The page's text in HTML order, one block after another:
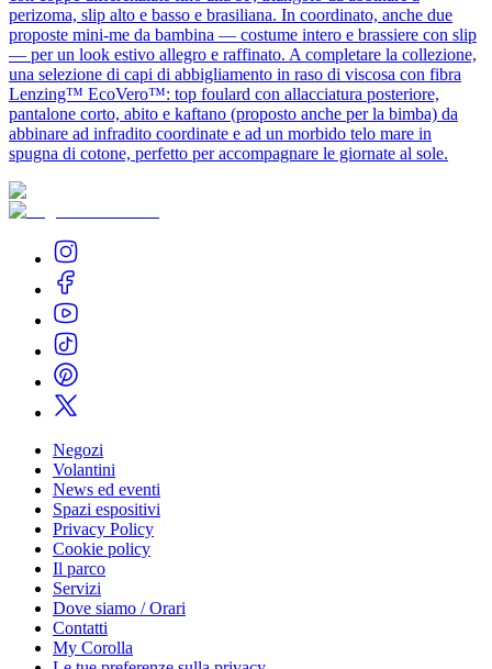
perizoma, slip alto e basso e brasiliana. In coordinato, anche due
proposte mini-me da bambina — costume intero e brassiere con slip
— per un look estivo allegro e raffinato. A completare la collezione,
una selezione di capi di abbigliamento in raso di viscosa con fibra
Lenzing™ EcoVero™: top foulard con allacciatura posteriore,
pantalone corto, abito e kaftano (proposto anche per la bimba) da
abbinare ad infradito coordinate e ad un morbido telo mare in
spugna di cotone, perfetto per accompagnare le giornate al sole.
Negozi
Volantini
News ed eventi
Spazi espositivi
Privacy Policy
Cookie policy
Il parco
Servizi
Dove siamo / Orari
Contatti
My Corolla